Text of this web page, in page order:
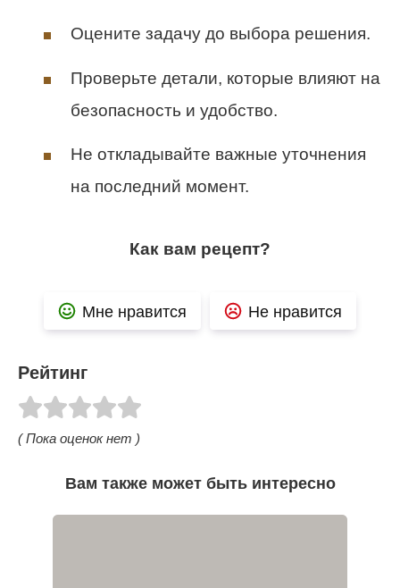
Оцените задачу до выбора решения.
Проверьте детали, которые влияют на
безопасность и удобство.
Не откладывайте важные уточнения
на последний момент.
Как вам рецепт?
Мне нравится Не нравится
Рейтинг
( Пока оценок нет )
Вам также может быть интересно